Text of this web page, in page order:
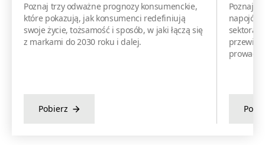
Poznaj trzy odważne prognozy konsumenckie,
które pokazują, jak konsumenci redefiniują
swoje życie, tożsamość i sposób, w jaki łączą się
z markami do 2030 roku i dalej.
Pobierz
Poznaj
sektora.